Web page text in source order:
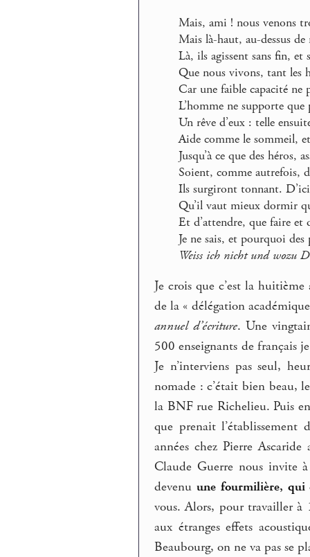
Mais, ami ! nous venons
Mais là-haut, au-dessus
Là, ils agissent sans fin, et
Que nous vivons, tant les
Car une faible capacité
L’homme ne supporte
Un rêve d’eux : telle
Aide comme le sommeil,
Jusqu’à ce que des héros,
Soient, comme autrefois,
Ils surgiront tonnant.
Qu’il vaut mieux dormir
Et d’attendre, que faire
Je ne sais, et pourquoi des
Weiss ich nicht und wozu
Je crois que c’est la
de la « délégation
annuel d’écriture. Une
500 enseignants de français
Je n’interviens pas seul,
nomade : c’était bien beau,
la BNF rue Richelieu. Puis
que prenait
années chez Pierre
Claude Guerre nous invite
devenu une fourmilière, qui
vous. Alors, pour travailler à
aux étranges effets
Beaubourg, on ne va pas se